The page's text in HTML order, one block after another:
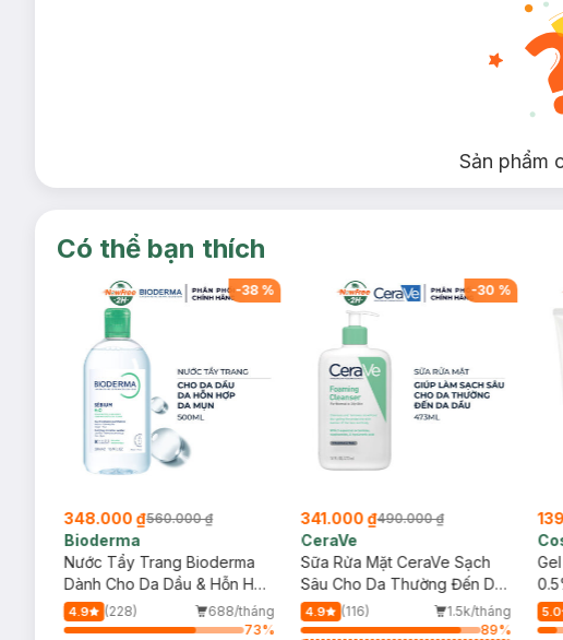
Sản phẩm
Có thể bạn thích
-38%
348.000 ₫560.000 ₫
Bioderma
Nước Tẩy Trang Bioderma
Dành Cho Da Dầu & Hỗn Hợp
500ml
4.9 (228)
688/tháng
73%
-30 %
341.000 ₫490.000 ₫
CeraVe
Sữa Rửa Mặt CeraVe Sạch
Sâu Cho Da Thường Đến Da
Dầu 473ml
4.9 (116)
1.5k/tháng
89%
5.0